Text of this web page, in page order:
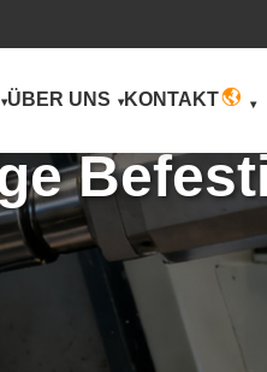
ÜBER UNS KONTAKT